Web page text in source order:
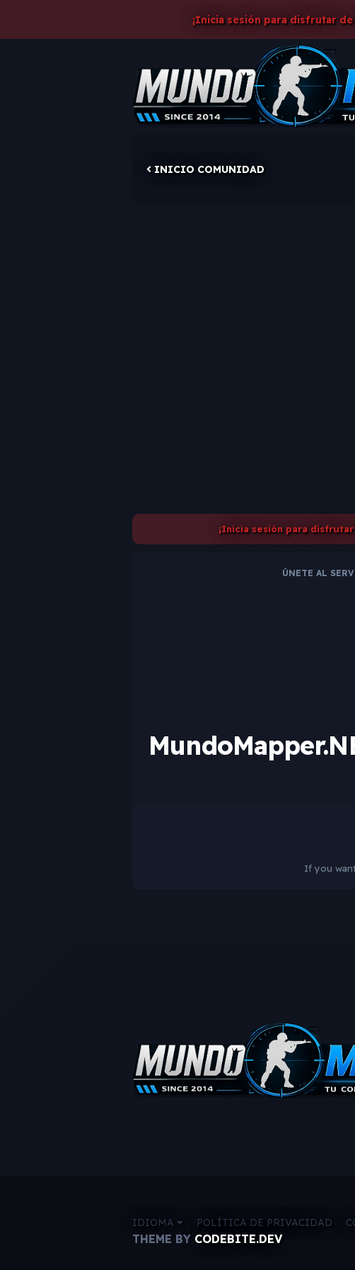
¡Inicia sesión para disfrutar
INICIO COMUNIDAD
¡Inicia sesión para
ÚNETE AL
If you
IDIOMA POLÍTICA DE PRIVACIDAD
THEME BY CODEBITE.DEV